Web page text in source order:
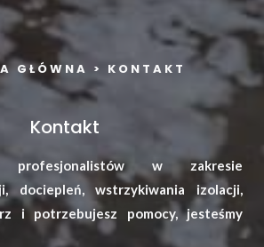
GŁÓWNA > KONTAKT
Kontakt
profesjonalistów w zakresie
dociepleń, wstrzykiwania izolacji,
i potrzebujesz pomocy, jesteśmy